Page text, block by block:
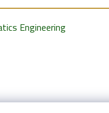
Engineering